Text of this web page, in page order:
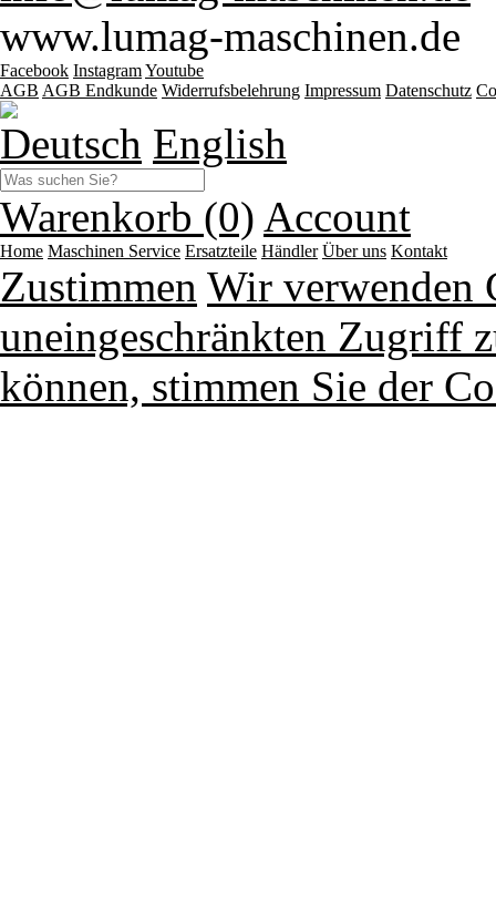
www.lumag-maschinen.de
Facebook InstagramYoutube
AGB AGB Endkunde Widerrufsbelehrung Impressum Datenschutz
Deutsch English
Warenkorb (0) Account
Home Maschinen Service Ersatzteile Händler Über uns Kontakt
Zustimmen Wir verwenden
uneingeschränkten Zugriff
können, stimmen Sie der